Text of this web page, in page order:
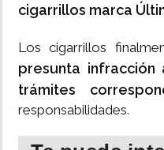
cigarrillos marca
Los cigarrillos
presunta infracción
trámites
responsabilidades.